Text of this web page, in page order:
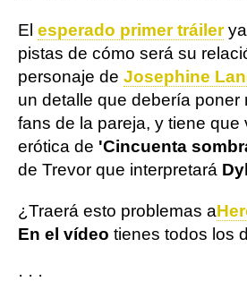
El esperado primer tráilerya
pistas de cómo será su
personaje de Josephine
un detalle que debería poner
fans de la pareja, y tiene que
erótica de 'Cincuenta
de Trevor que interpretará
¿Traerá esto problemas a
En el vídeo tienes todos los
· · ·